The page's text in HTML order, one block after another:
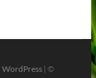
WordPress| ©